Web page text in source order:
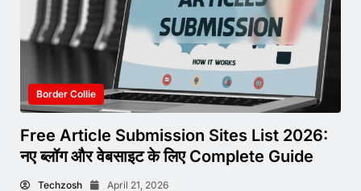
Border Collie
Free Article Submission Sites List 2026:
नए ब्लॉग और वेबसाइट के लिए Complete Guide
Techzosh April 21, 2026